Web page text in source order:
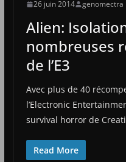
26 juin 2014 genomectra
Alien:
nombreuses
de l’E3
Avec plus de 40
l’Electronic
survival horror de
Read More